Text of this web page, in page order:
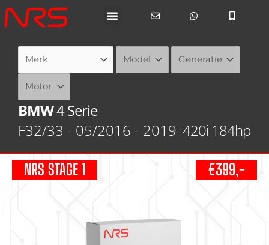
Ga
naar
BMW4 Serie
F32/33 - 05/2016 - 2019 420i 184hp
NRS STAGE 1 €399,-